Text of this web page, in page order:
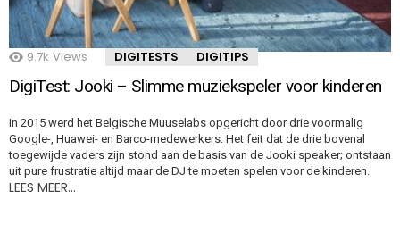
9.7k Views DIGITESTS DIGITIPS
DigiTest: Jooki – Slimme muziekspeler voor kinderen
In 2015 werd het Belgische Muuselabs opgericht door drie voormalig
Google-, Huawei- en Barco-medewerkers. Het feit dat de drie bovenal
toegewijde vaders zijn stond aan de basis van de Jooki speaker; ontstaan
uit pure frustratie altijd maar de DJ te moeten spelen voor de kinderen.
LEES MEER…